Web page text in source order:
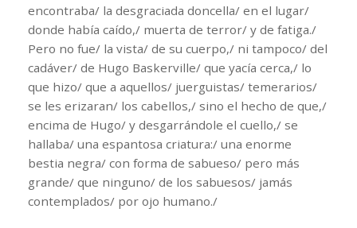
encontraba/ la desgraciada doncella/ en el lugar/
donde había caído,/ muerta de terror/ y de fatiga./
Pero no fue/ la vista/ de su cuerpo,/ ni tampoco/ del
cadáver/ de Hugo Baskerville/ que yacía cerca,/ lo
que hizo/ que a aquellos/ juerguistas/ temerarios/
se les erizaran/ los cabellos,/ sino el hecho de que,/
encima de Hugo/ y desgarrándole el cuello,/ se
hallaba/ una espantosa criatura:/ una enorme
bestia negra/ con forma de sabueso/ pero más
grande/ que ninguno/ de los sabuesos/ jamás
contemplados/ por ojo humano./